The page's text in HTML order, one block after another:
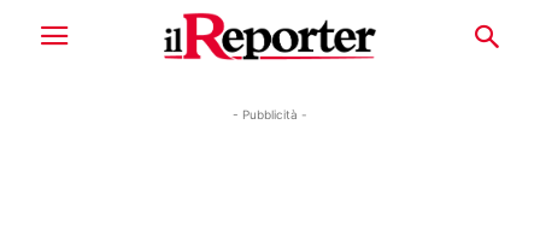
- Pubblicità -